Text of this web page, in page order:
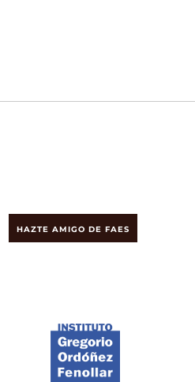
HAZTE AMIGO DE FAES